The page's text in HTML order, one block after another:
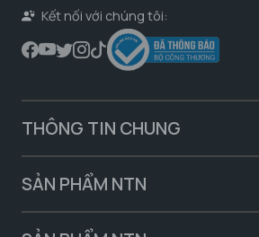
Kết nối với chúng tôi:
THÔNG TIN CHUNG
SẢN PHẨM NTN